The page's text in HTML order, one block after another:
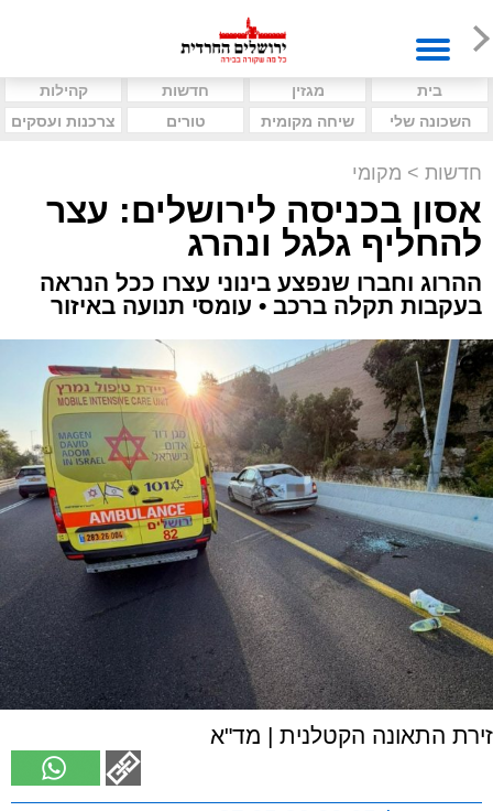
בית מגזין חדשות
קהילות
השכונה שלי
שיחה מקומית טורים צרכנות ועסקים
חדשות > מקומי
אסון בכניסה לירושלים: עצר
להחליף גלגל ונהרג
ההרוג וחברו שנפצע בינוני עצרו ככל הנראה
בעקבות תקלה ברכב • עומסי תנועה באיזור
זירת התאונה הקטלנית | מד"א